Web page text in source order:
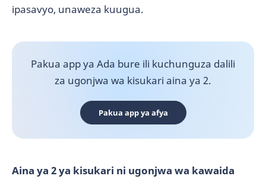
ipasavyo, unaweza kuugua.
Pakua app ya Ada bure ili kuchunguza dalili
za ugonjwa wa kisukari aina ya 2.
Pakua app ya afya
Aina ya 2 ya kisukari ni ugonjwa wa kawaida